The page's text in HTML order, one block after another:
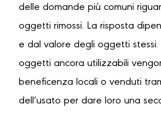
delle domande più comuni
oggetti rimossi. La risposta
e dal valore degli oggetti stessi.
oggetti ancora utilizzabili
beneficenza locali o venduti
dell’usato per dare loro una